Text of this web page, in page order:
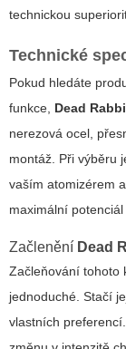
technickou
Technické
Pokud hledáte
funkce, Dead
nerezová ocel,
montáž. Při výběru
vaším atomizérem
maximální
Začlenění Dead
Začleňování tohoto
jednoduché. Stačí
vlastních